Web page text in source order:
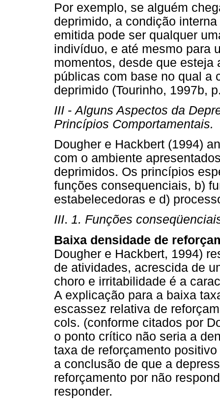
Por exemplo, se alguém
deprimido, a condição
emitida pode ser qualquer
indivíduo, e até mesmo para
momentos, desde que
públicas com base no qual a
deprimido (Tourinho, 1997b,
III -Alguns Aspectos da
Princípios Comportamentais.
Dougher e Hackbert (1994)
com o ambiente
deprimidos. Os princípios
funções consequenciais, b)
estabelecedoras e d)
III. 1. Funções
Baixa densidade de
Dougher e Hackbert, 1994)
de atividades, acrescida de
choro e irritabilidade é a
A explicação para a baixa
escassez relativa de
cols. (conforme citados por
o ponto crítico não seria a
taxa de reforçamento
a conclusão de que a
reforçamento por não
responder.